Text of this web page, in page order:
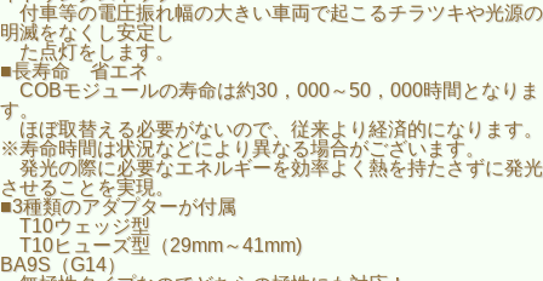
付車等の電圧振れ幅の大きい車両で起こるチラツキや光源の
明滅をなくし安定し
た点灯をします。
■長寿命 省エネ
COBモジュールの寿命は約30，000～50，000時間となりま
す。
ほぼ取替える必要がないので、従来より経済的になります。
※寿命時間は状況などにより異なる場合がございます。
発光の際に必要なエネルギーを効率よく熱を持たさずに発光
させることを実現。
■3種類のアダプターが付属
T10ウェッジ型
T10ヒューズ型（29mm～41mm)
BA9S（G14）